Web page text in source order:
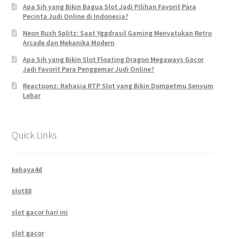
Apa Sih yang Bikin Bagua Slot Jadi Pilihan Favorit Para
Pecinta Judi Online di Indonesia?
Neon Rush Splitz: Saat Yggdrasil Gaming Menyatukan Retro
Arcade dan Mekanika Modern
Apa Sih yang Bikin Slot Floating Dragon Megaways Gacor
Jadi Favorit Para Penggemar Judi Online?
Reactoonz: Rahasia RTP Slot yang Bikin Dompetmu Senyum
Lebar
Quick Links
kebaya4d
slot88
slot gacor hari ini
slot gacor